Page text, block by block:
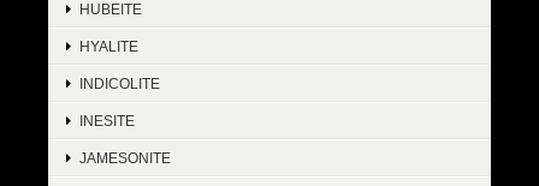
HUBEITE
HYALITE
INDICOLITE
INESITE
JAMESONITE